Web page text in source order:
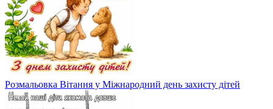
Розмальовка Вітання у Міжнародний день захисту дітей